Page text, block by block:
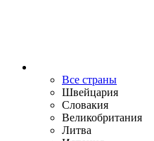
Все страны
Швейцария
Словакия
Великобритания
Литва